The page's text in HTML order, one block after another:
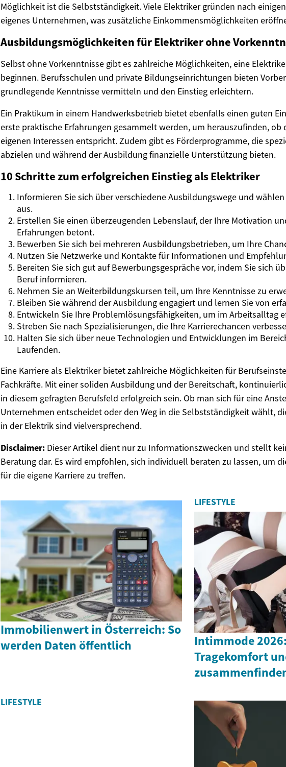
Möglichkeit ist die Selbstständigkeit. Viele Elektriker gründen nach
eigenes Unternehmen, was zusätzliche Einkommensmöglichkeiten
Ausbildungsmöglichkeiten für Elektriker ohne
Selbst ohne Vorkenntnisse gibt es zahlreiche Möglichkeiten, eine
beginnen. Berufsschulen und private Bildungseinrichtungen bieten
grundlegende Kenntnisse vermitteln und den Einstieg erleichtern.
Ein Praktikum in einem Handwerksbetrieb bietet ebenfalls einen guten
erste praktische Erfahrungen gesammelt werden, um herauszufinden, ob
eigenen Interessen entspricht. Zudem gibt es Förderprogramme, die
abzielen und während der Ausbildung finanzielle Unterstützung bieten.
10 Schritte zum erfolgreichen Einstieg als Elektriker
Informieren Sie sich über verschiedene Ausbildungswege und
aus.
Erstellen Sie einen überzeugenden Lebenslauf, der Ihre Motivation
Erfahrungen betont.
Bewerben Sie sich bei mehreren Ausbildungsbetrieben, um Ihre
Nutzen Sie Netzwerke und Kontakte für Informationen und
Bereiten Sie sich gut auf Bewerbungsgespräche vor, indem Sie sich
Beruf informieren.
Nehmen Sie an Weiterbildungskursen teil, um Ihre Kenntnisse zu
Bleiben Sie während der Ausbildung engagiert und lernen Sie von
Entwickeln Sie Ihre Problemlösungsfähigkeiten, um im Arbeitsalltag
Streben Sie nach Spezialisierungen, die Ihre Karrierechancen
Halten Sie sich über neue Technologien und Entwicklungen im
Laufenden.
Eine Karriere als Elektriker bietet zahlreiche Möglichkeiten für
Fachkräfte. Mit einer soliden Ausbildung und der Bereitschaft,
in diesem gefragten Berufsfeld erfolgreich sein. Ob man sich für eine
Unternehmen entscheidet oder den Weg in die Selbstständigkeit wählt,
in der Elektrik sind vielversprechend.
Disclaimer: Dieser Artikel dient nur zu Informationszwecken und stellt
Beratung dar. Es wird empfohlen, sich individuell beraten zu lassen, um
für die eigene Karriere zu treffen.
Immobilienwert in Österreich: So
werden Daten öffentlich
LIFESTYLE
Intimmode
Tragekomfort
LIFESTYLE